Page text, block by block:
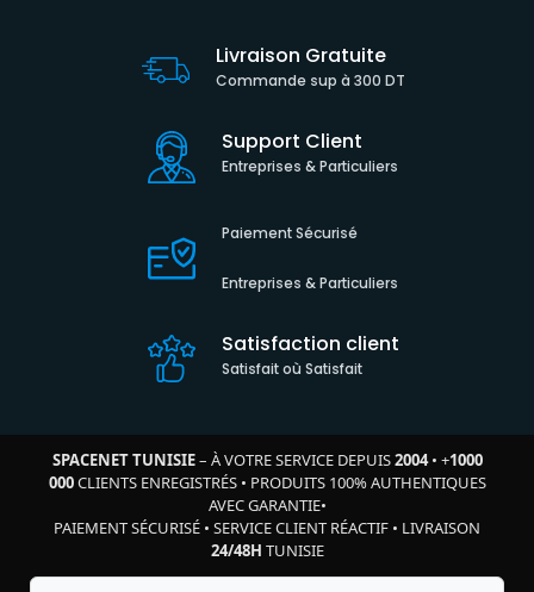
Livraison Gratuite
Commande sup à 300 DT
Support Client
Entreprises & Particuliers
Paiement Sécurisé
Entreprises & Particuliers
Satisfaction client
Satisfait où Satisfait
SPACENET TUNISIE– À VOTRE SERVICE DEPUIS2004• +1000
000CLIENTS ENREGISTRÉS• PRODUITS 100% AUTHENTIQUES
AVEC GARANTIE•
PAIEMENT SÉCURISÉ • SERVICE CLIENT RÉACTIF • LIVRAISON
24/48H TUNISIE